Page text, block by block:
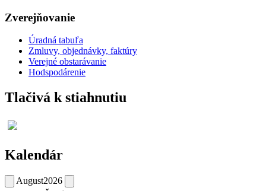
Zverejňovanie
Úradná tabuľa
Zmluvy, objednávky, faktúry
Verejné obstarávanie
Hodspodárenie
Tlačivá k stiahnutiu
Kalendár
August2026